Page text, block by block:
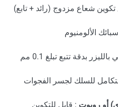
شعاع مزدوج (رائد + تابع)
سبائك الألومنيوم
: ماسح ضوئي خطي بالليزر بدقة تتبع تبلغ 0.1 مم
للسلك لجسر الفجوات
أو روبوت : قابل للتكوين